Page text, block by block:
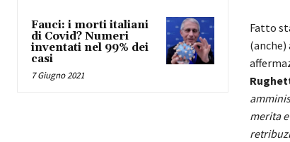
Fauci: i morti italiani
di Covid? Numeri
inventati nel 99% dei
casi
7 Giugno 2021
Fatto
merita